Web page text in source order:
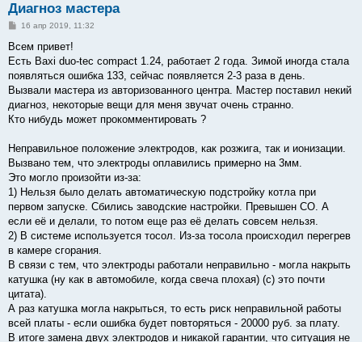
Диагноз мастера
С
о
щ
е
и
е
16 апр 2019, 11:32
Всем привет!
Есть Baxi duo-tec compact 1.24, работает 2 года. Зимой иногда стала
появляться ошибка 133, сейчас появляется 2-3 раза в день.
Вызвали мастера из авторизованного центра. Мастер поставил некий
диагноз, некоторые вещи для меня звучат очень странно.
Кто нибудь может прокомментировать ?
Неправильное положение электродов, как розжига, так и ионизации.
Вызвано тем, что электроды оплавились примерно на 3мм.
Это могло произойти из-за:
1) Нельзя было делать автоматическую подстройку котла при
первом запуске. Сбились заводские настройки. Превышен CO. А
если её и делали, то потом еще раз её делать совсем нельзя.
2) В системе используется тосол. Из-за тосола происходил перегрев
в камере сгорания.
В связи с тем, что электроды работали неправильно - могла накрыть
катушка (ну как в автомобиле, когда свеча плохая) (с) это почти
цитата).
А раз катушка могла накрыться, то есть риск неправильной работы
всей платы - если ошибка будет повторяться - 20000 руб. за плату.
В итоге замена двух электродов и никакой гарантии, что ситуация не